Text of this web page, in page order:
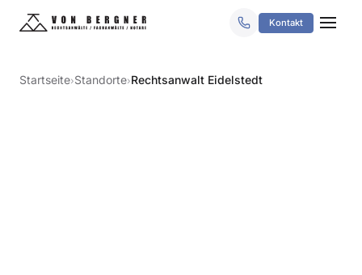
Kontakt
Startseite›Standorte›Rechtsanwalt Eidelstedt